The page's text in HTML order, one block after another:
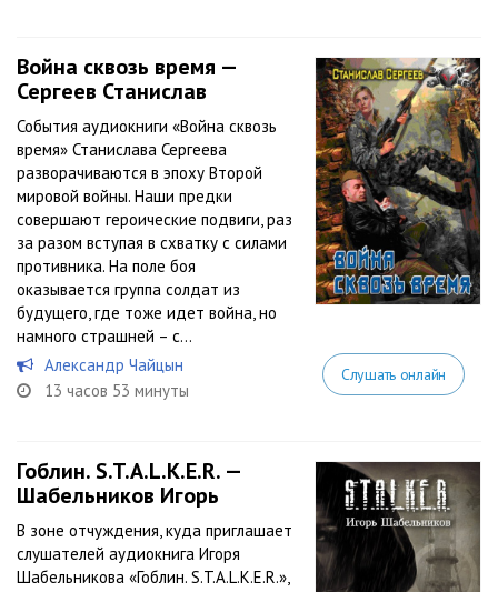
Война сквозь время —
Сергеев Станислав
События аудиокниги «Война сквозь
время» Станислава Сергеева
разворачиваются в эпоху Второй
мировой войны. Наши предки
совершают героические подвиги, раз
за разом вступая в схватку с силами
противника. На поле боя
оказывается группа солдат из
будущего, где тоже идет война, но
намного страшней – с...
Александр Чайцын
13 часов 53 минуты
Слушать онлайн
Гоблин. S.T.A.L.K.E.R. —
Шабельников Игорь
В зоне отчуждения, куда приглашает
слушателей аудиокнига Игоря
Шабельникова «Гоблин. S.T.A.L.K.E.R.»,